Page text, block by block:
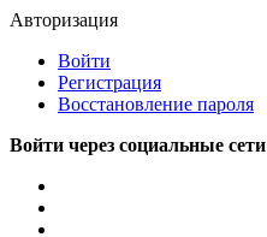
Авторизация
Войти
Регистрация
Восстановление пароля
Войти через социальные сети